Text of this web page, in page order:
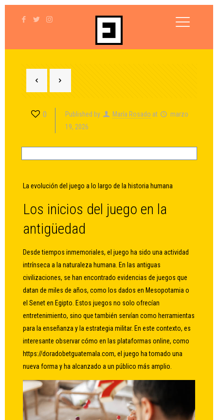
0 Published by María Rosado at
marzo
19, 2026
La evolución del juego a lo largo de la historia humana
Los inicios del juego en la
antigüedad
Desde tiempos inmemoriales, el juego ha sido una actividad
intrínseca a la naturaleza humana. En las antiguas
civilizaciones, se han encontrado evidencias de juegos que
datan de miles de años, como los dados en Mesopotamia o
el Senet en Egipto. Estos juegos no solo ofrecían
entretenimiento, sino que también servían como herramientas
para la enseñanza y la estrategia militar. En este contexto, es
interesante observar cómo en las plataformas online, como
https://doradobetguatemala.com, el juego ha tomado una
nueva forma y ha alcanzado a un público más amplio.